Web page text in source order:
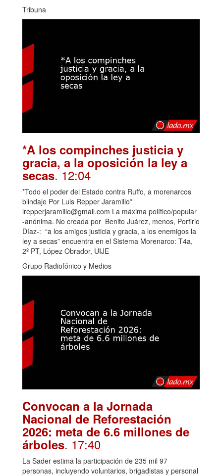
Tribuna
*A los compinches justicia y
gracia, a la oposición la ley a
secas. 12:04
*Todo el poder del Estado contra Ruffo, a morenarcos
blindaje Por Luis Repper Jaramillo*
lrepperjaramillo@gmail.com La máxima político/popular
-anónima. No creada por Benito Juárez, menos, Porfirio
Díaz-: “a los amigos justicia y gracia, a los enemigos la
ley a secas” encuentra en el Sistema Morenarco: T4a,
2º PT, López Obrador, UIJE
Grupo Radiofónico y Medios
Convocan a la Jornada
Nacional de Reforestación
2026: meta de 6.6 millones de
árboles. 17:40
La Sader estima la participación de 235 mil 97
personas, incluyendo voluntarios, brigadistas y personal